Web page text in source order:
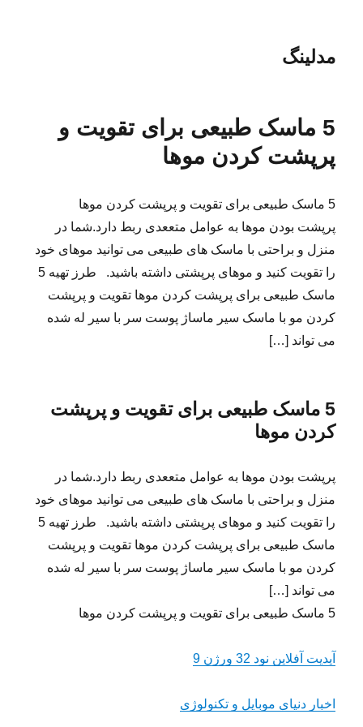
مدلینگ
5 ماسک طبیعی برای تقویت و
پرپشت کردن موها
5 ماسک طبیعی برای تقویت و پرپشت کردن موها
پرپشت بودن موها به عوامل متععدی ربط دارد.شما در
منزل و براحتی با ماسک های طبیعی می توانید موهای خود
را تقویت کنید و موهای پرپشتی داشته باشید. طرز تهیه 5
ماسک طبیعی برای پرپشت کردن موها تقویت و پرپشت
کردن مو با ماسک سیر ماساژ پوست سر با سیر له شده
می تواند […]
5 ماسک طبیعی برای تقویت و پرپشت
کردن موها
پرپشت بودن موها به عوامل متععدی ربط دارد.شما در
منزل و براحتی با ماسک های طبیعی می توانید موهای خود
را تقویت کنید و موهای پرپشتی داشته باشید. طرز تهیه 5
ماسک طبیعی برای پرپشت کردن موها تقویت و پرپشت
کردن مو با ماسک سیر ماساژ پوست سر با سیر له شده
می تواند […]
5 ماسک طبیعی برای تقویت و پرپشت کردن موها
آپدیت آفلاین نود 32 ورژن 9
اخبار دنیای موبایل و تکنولوژی